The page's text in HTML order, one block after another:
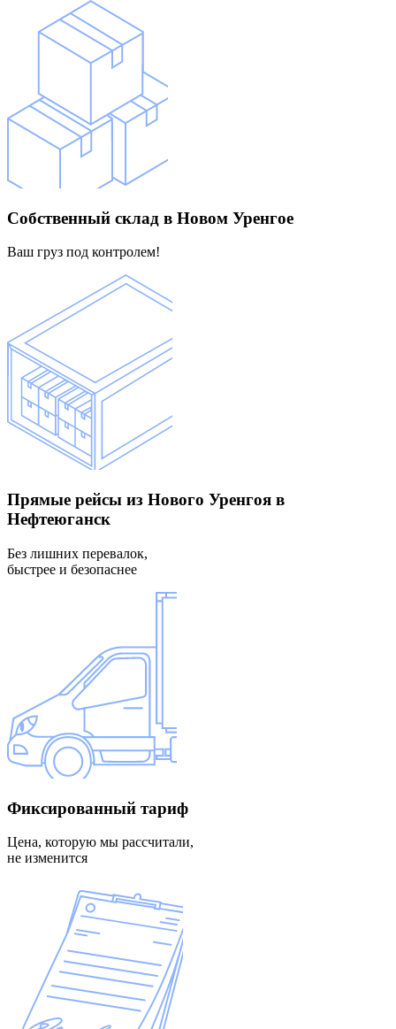
Собственный склад в Новом Уренгое
Ваш груз под контролем!
Прямые рейсы из Нового Уренгоя в
Нефтеюганск
Без лишних перевалок,
быстрее и безопаснее
Фиксированный тариф
Цена, которую мы рассчитали,
не изменится